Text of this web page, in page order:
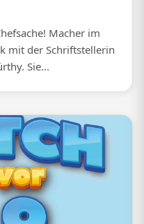
Macher im
mit der Schriftstellerin
Sie...